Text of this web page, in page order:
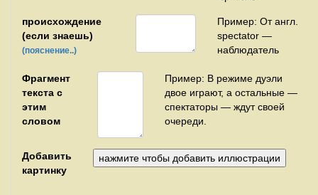
происхождение
(если знаешь)
(пояснение..)
Пример: От англ.
spectator —
наблюдатель
Фрагмент
текста с
этим
словом
Пример: В режиме дуэли
двое играют, а остальные —
спектаторы — ждут своей
очереди.
Добавить
картинку